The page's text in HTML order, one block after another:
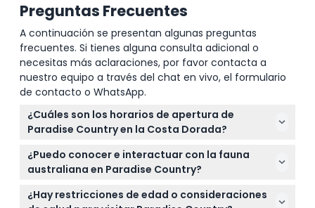
Preguntas Frecuentes
A continuación se presentan algunas preguntas
frecuentes. Si tienes alguna consulta adicional o
necesitas más aclaraciones, por favor contacta a
nuestro equipo a través del chat en vivo, el formulario
de contacto o WhatsApp.
¿Cuáles son los horarios de apertura de
Paradise Country en la Costa Dorada?
Paradise Country está abierto todos los días de
10:00 AM a 3:30 PM, excepto el Día de Navidad y el
Día ANZAC cuando está cerrado (sujeto a cambios
— por favor confirme al momento de la reserva).
¿Puedo conocer e interactuar con la fauna
australiana en Paradise Country?
¡Sí! Paradise Country ofrece encuentros prácticos
con animales donde puedes conocer koalas,
¿Hay restricciones de edad o consideraciones